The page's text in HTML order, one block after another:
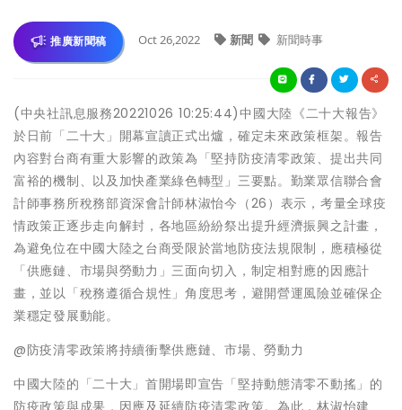
推廣新聞稿 Oct 26,2022 新聞 新聞時事
(中央社訊息服務20221026 10:25:44)中國大陸《二十大報告》
於日前「二十大」開幕宣讀正式出爐，確定未來政策框架。報告
內容對台商有重大影響的政策為「堅持防疫清零政策、提出共同
富裕的機制、以及加快產業綠色轉型」三要點。勤業眾信聯合會
計師事務所稅務部資深會計師林淑怡今（26）表示，考量全球疫
情政策正逐步走向解封，各地區紛紛祭出提升經濟振興之計畫，
為避免位在中國大陸之台商受限於當地防疫法規限制，應積極從
「供應鏈、市場與勞動力」三面向切入，制定相對應的因應計
畫，並以「稅務遵循合規性」角度思考，避開營運風險並確保企
業穩定發展動能。
@防疫清零政策將持續衝擊供應鏈、市場、勞動力
中國大陸的「二十大」首開場即宣告「堅持動態清零不動搖」的
防疫政策與成果，因應及延續防疫清零政策。為此，林淑怡建